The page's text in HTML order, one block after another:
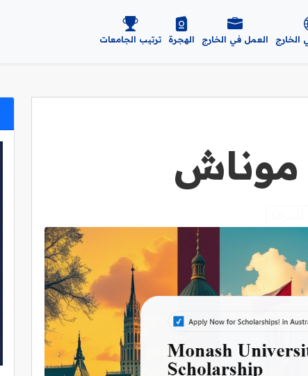
الخارج العمل في الخارج الهجرة ترتيب الجامعات
موناش